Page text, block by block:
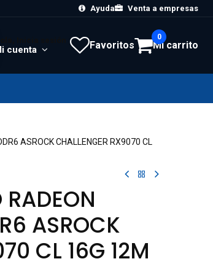
Ayuda Venta a empresas
cuenta Favoritos Mi carrito
0
ASROCK CHALLENGER RX9070 CL
RADEON
ASROCK
CL 16G 12M